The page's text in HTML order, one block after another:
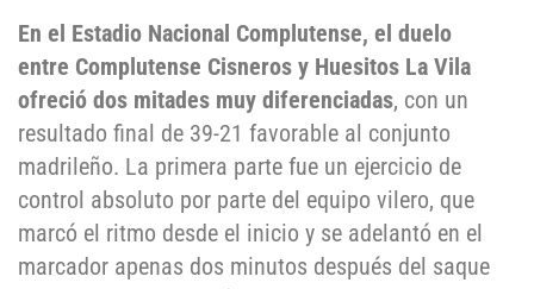
En el Estadio Nacional Complutense, el duelo
entre Complutense Cisneros y Huesitos La Vila
ofreció dos mitades muy diferenciadas, con un
resultado final de 39-21 favorable al conjunto
madrileño. La primera parte fue un ejercicio de
control absoluto por parte del equipo vilero, que
marcó el ritmo desde el inicio y se adelantó en el
marcador apenas dos minutos después del saque